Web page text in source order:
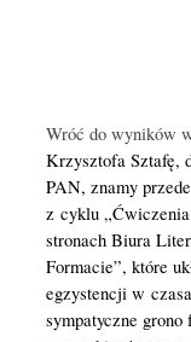
Wróć do wyników
Krzysztofa Sztafę,
PAN, znamy
z cyklu
stronach Biura
Formacie”, które
egzystencji w
sympatyczne